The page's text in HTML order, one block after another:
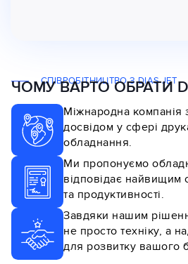
СПІВРОБІТНИЦТВО З DIAS JET
ЧОМУ ВАРТО ОБРАТИ
Міжнародна компанія
досвідом у сфері
обладнання.
Ми пропонуємо
відповідає найвищим
та продуктивності.
Завдяки нашим
не просто техніку, а
для розвитку вашого